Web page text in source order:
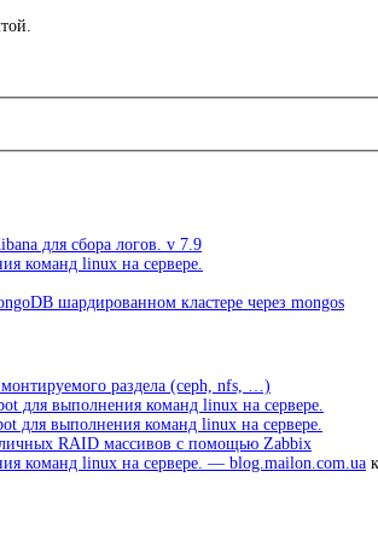
для сбора логов. v 7.9
команд linux на сервере.
шардированном кластере через mongos
раздела (ceph, nfs, …)
для выполнения команд linux на сервере.
для выполнения команд linux на сервере.
RAID массивов с помощью Zabbix
команд linux на сервере. — blog.mailon.com.ua